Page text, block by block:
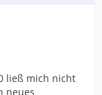
ließ mich nicht
neues